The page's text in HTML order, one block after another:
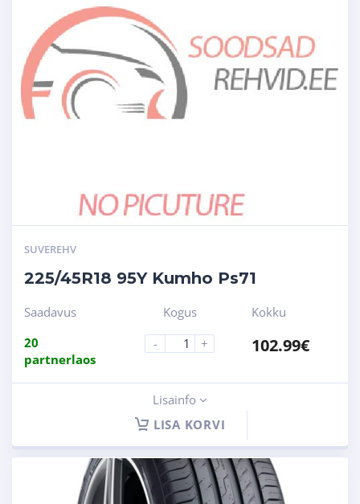
SUVEREHV
225/45R18 95Y Kumho Ps71
Saadavus
20
partnerlaos
Kogus
-
+
Kokku
102.99€
Lisainfo
LISA KORVI